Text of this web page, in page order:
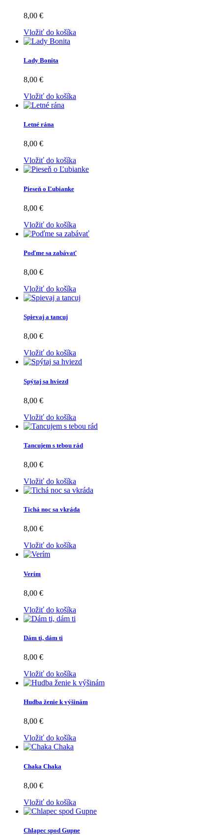
8,00 €
Vložiť do košíka
Lady Bonita
8,00 €
Vložiť do košíka
Letné rána
8,00 €
Vložiť do košíka
Pieseň o Ľubianke
8,00 €
Vložiť do košíka
Poďme sa zabávať
8,00 €
Vložiť do košíka
Spievaj a tancuj
8,00 €
Vložiť do košíka
Spýtaj sa hviezd
8,00 €
Vložiť do košíka
Tancujem s tebou rád
8,00 €
Vložiť do košíka
Tichá noc sa vkráda
8,00 €
Vložiť do košíka
Verím
8,00 €
Vložiť do košíka
Dám ti, dám ti
8,00 €
Vložiť do košíka
Hudba ženie k výšinám
8,00 €
Vložiť do košíka
Chaka Chaka
8,00 €
Vložiť do košíka
Chlapec spod Gupne